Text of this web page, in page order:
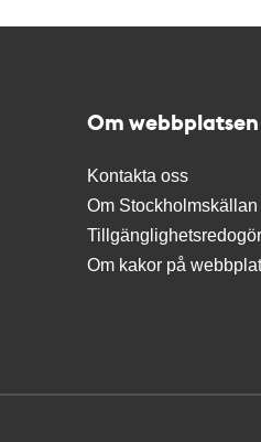
Om webbplatsen
Kontakta oss
Om Stockholmskällan
Om kakor på